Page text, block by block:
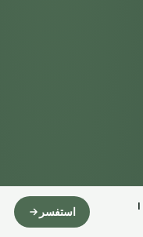
استفسر